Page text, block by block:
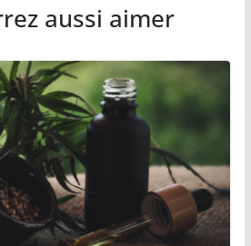
aussi aimer